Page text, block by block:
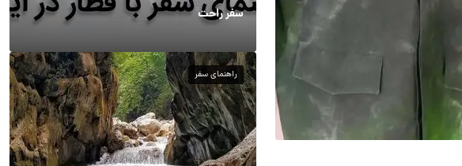
سفر راحت
راهنمای سفر